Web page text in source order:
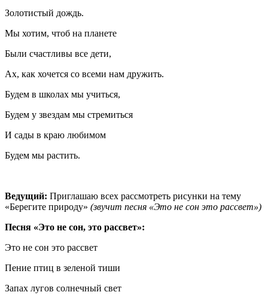
Золотистый дождь.
Мы хотим, чтоб на планете
Были счастливы все дети,
Ах, как хочется со всеми нам дружить.
Будем в школах мы учиться,
Будем у звездам мы стремиться
И сады в краю любимом
Будем мы растить.
Ведущий: Приглашаю всех рассмотреть рисунки на тему
«Берегите природу» (звучит песня «Это не сон это рассвет»)
Песня «Это не сон, это рассвет»:
Это не сон это рассвет
Пение птиц в зеленой тиши
Запах лугов солнечный свет